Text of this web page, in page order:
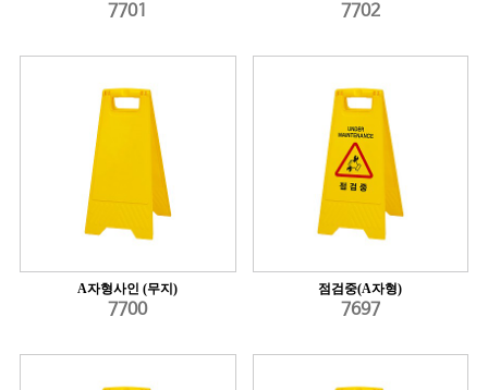
7701 7702
A자형사인 (무지)
7700
점검중(A자형)
7697